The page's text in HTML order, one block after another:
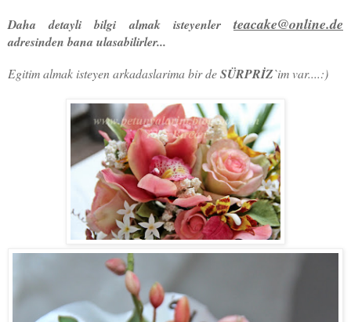
Daha detayli bilgi almak isteyenler teacake@online.de
adresinden bana ulasabilirler...
Egitim almak isteyen arkadaslarima bir deSÜRPRİZ`im var....:)